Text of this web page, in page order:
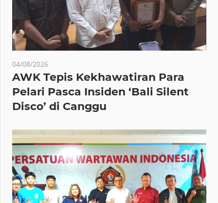
04/08/2026
AWK Tepis Kekhawatiran Para
Pelari Pasca Insiden ‘Bali Silent
Disco’ di Canggu